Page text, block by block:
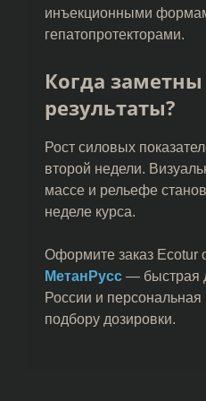
инъекционными
гепатопротекторами.
Когда
результаты?
Рост силовых
второй недели.
массе и рельефе
неделе курса.
Оформите заказ Ecotur
МетанРусс — быстрая
России и персональная
подбору дозировки.